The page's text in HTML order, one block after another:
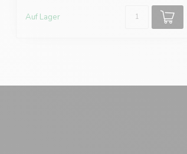
Auf Lager